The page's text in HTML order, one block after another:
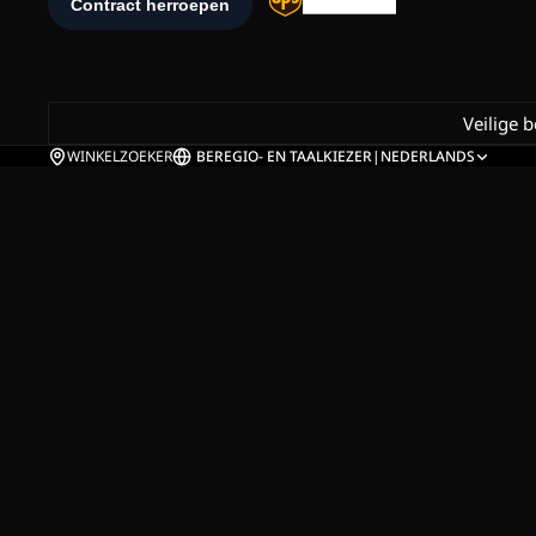
Veilige
WINKELZOEKER BEREGIO- EN TAALKIEZER| NEDERLANDS